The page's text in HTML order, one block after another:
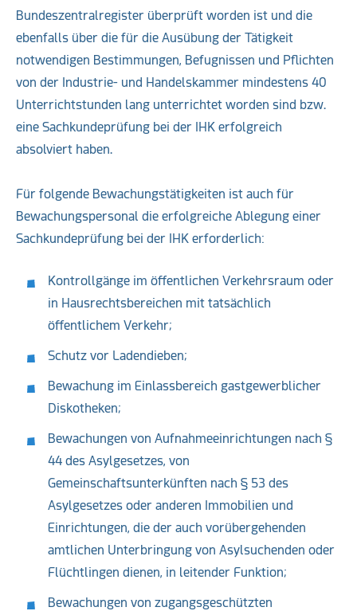
Bundeszentralregister überprüft worden ist und die
ebenfalls über die für die Ausübung der Tätigkeit
notwendigen Bestimmungen, Befugnissen und Pflichten
von der Industrie- und Handelskammer mindestens 40
Unterrichtstunden lang unterrichtet worden sind bzw.
eine Sachkundeprüfung bei der IHK erfolgreich
absolviert haben.
Für folgende Bewachungstätigkeiten ist auch für
Bewachungspersonal die erfolgreiche Ablegung einer
Sachkundeprüfung bei der IHK erforderlich:
Kontrollgänge im öffentlichen Verkehrsraum oder
in Hausrechtsbereichen mit tatsächlich
öffentlichem Verkehr;
Schutz vor Ladendieben;
Bewachung im Einlassbereich gastgewerblicher
Diskotheken;
Bewachungen von Aufnahmeeinrichtungen nach §
44 des Asylgesetzes, von
Gemeinschaftsunterkünften nach § 53 des
Asylgesetzes oder anderen Immobilien und
Einrichtungen, die der auch vorübergehenden
amtlichen Unterbringung von Asylsuchenden oder
Flüchtlingen dienen, in leitender Funktion;
Bewachungen von zugangsgeschützten